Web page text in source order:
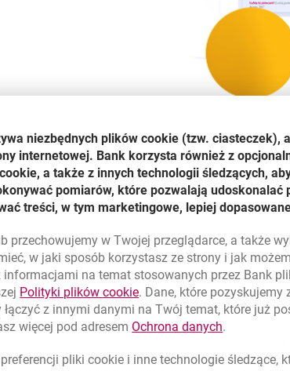
na podstawie badania opinii 5000
w obszarze Sześciu Filarów Customer
Czasu i wysiłku, Personalizacji i Empatii . Klienci
Czas i wysiłek .
rozwoju usług mobilnych, kiedy
wpływ na budowanie przewagi konkurencyjnej
Dlatego już od wielu lat ukierunkowanie na
strategii. I jak pokazują wyniki badania,
obecność banku wśród dziesięciu najlepiej
niezbędnych plikówcookie (tzw. ciasteczek),
internetowej. Bank korzysta również z
a także z innych technologii śledzących,
pomiarów, które pozwalają udoskonalać
treści, w tym marketingowe, lepiej
przechowujemy w Twojej przeglądarce, a także
w jaki sposób korzystasz ze strony i jak
informacjami na temat stosowanych przez Bank
Polityki plikówcookielink otwiera się w nowym
. Dane, które
z innymi danymi na Twój temat, które już
więcej pod adresem Ochrona danychlink otwiera
.
plikicookie i inne technologie śledzące,